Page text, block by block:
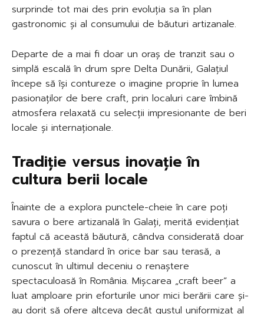
surprinde tot mai des prin evoluția sa în plan
gastronomic și al consumului de băuturi artizanale.
Departe de a mai fi doar un oraș de tranzit sau o
simplă escală în drum spre Delta Dunării, Galațiul
începe să își contureze o imagine proprie în lumea
pasionaților de bere craft, prin localuri care îmbină
atmosfera relaxată cu selecții impresionante de beri
locale și internaționale.
Tradiție versus inovație în
cultura berii locale
Înainte de a explora punctele-cheie în care poți
savura o bere artizanală în Galați, merită evidențiat
faptul că această băutură, cândva considerată doar
o prezență standard în orice bar sau terasă, a
cunoscut în ultimul deceniu o renaștere
spectaculoasă în România. Mișcarea „craft beer” a
luat amploare prin eforturile unor mici berării care și-
au dorit să ofere altceva decât gustul uniformizat al